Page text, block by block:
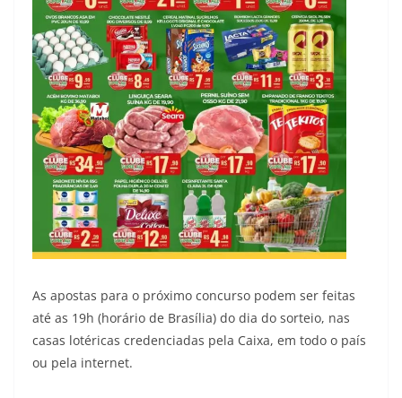
As apostas para o próximo concurso podem ser feitas
até as 19h (horário de Brasília) do dia do sorteio, nas
casas lotéricas credenciadas pela Caixa, em todo o país
ou pela internet.